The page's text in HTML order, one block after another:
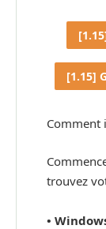
[1.15]
Comment
trouvez
•